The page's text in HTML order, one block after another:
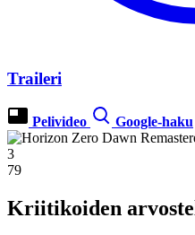
Traileri
Pelivideo Google-haku
3
79
Kriitikoiden